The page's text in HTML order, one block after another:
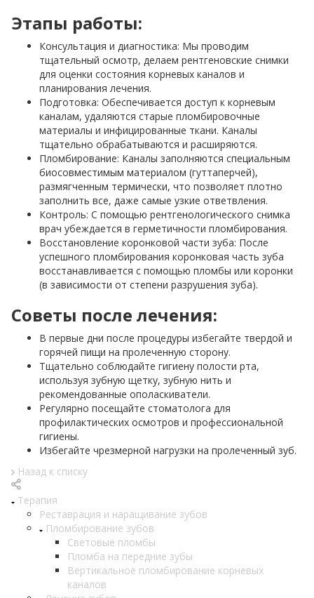
Этапы работы:
Консультация и диагностика: Мы проводим
тщательный осмотр, делаем рентгеновские снимки
для оценки состояния корневых каналов и
планирования лечения.
Подготовка: Обеспечивается доступ к корневым
каналам, удаляются старые пломбировочные
материалы и инфицированные ткани. Каналы
тщательно обрабатываются и расширяются.
Пломбирование: Каналы заполняются специальным
биосовместимым материалом (гуттаперчей),
размягченным термически, что позволяет плотно
заполнить все, даже самые узкие ответвления.
Контроль: С помощью рентгенологического снимка
врач убеждается в герметичности пломбирования.
Восстановление коронковой части зуба: После
успешного пломбирования коронковая часть зуба
восстанавливается с помощью пломбы или коронки
(в зависимости от степени разрушения зуба).
Советы после лечения:
В первые дни после процедуры избегайте твердой и
горячей пищи на пролеченную сторону.
Тщательно соблюдайте гигиену полости рта,
используя зубную щетку, зубную нить и
рекомендованные ополаскиватели.
Регулярно посещайте стоматолога для
профилактических осмотров и профессиональной
гигиены.
Избегайте чрезмерной нагрузки на пролеченный зуб.
Назад к списку
Терапия
Реставрация и наращивание зубов
Пломбирование зубов
Световые пломбы
Пломба на передние зубы
Вертикальное пломбирование корневых
каналов